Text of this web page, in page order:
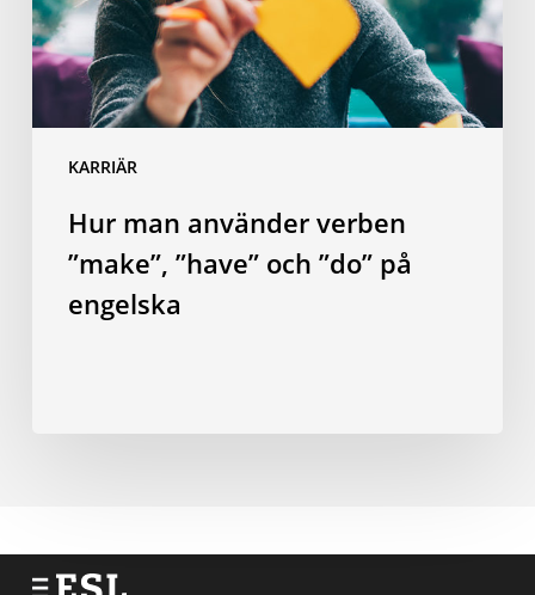
KARRIÄR
och
”do”
på
engelska
Hur man använder verben
”make”, ”have” och ”do” på
engelska